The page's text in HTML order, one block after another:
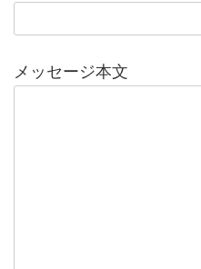
メッセージ本文